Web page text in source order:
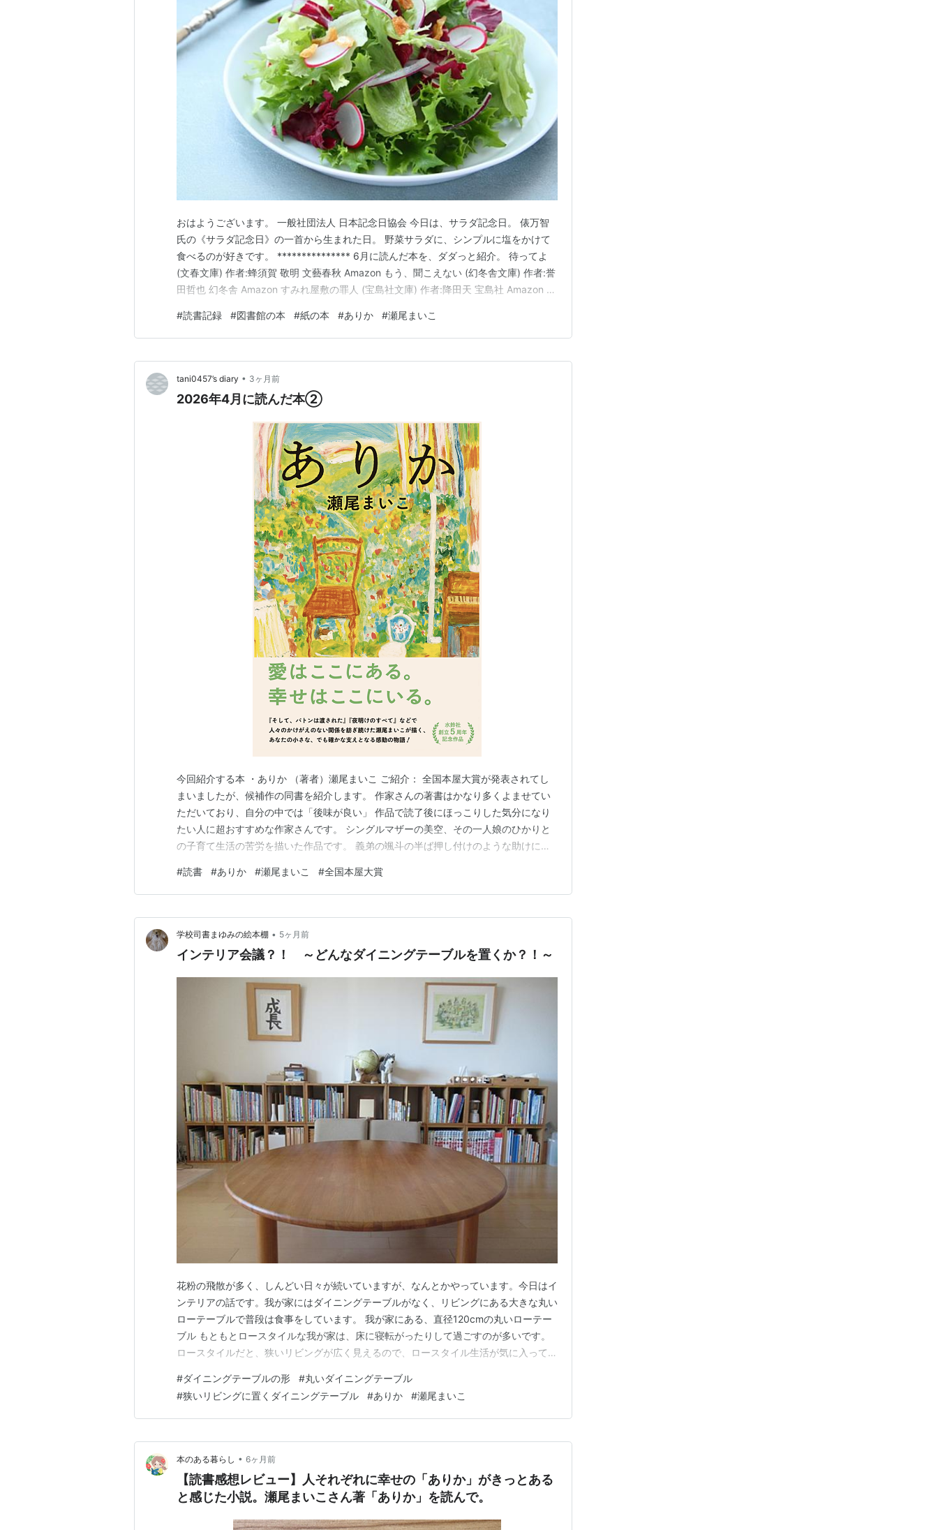
おはようございます。 一般社団法人 日本記念日協会 今日は、サラダ記念日。 俵万智
氏の《サラダ記念日》の一首から生まれた日。 野菜サラダに、シンプルに塩をかけて
食べるのが好きです。 *************** 6月に読んだ本を、ダダっと紹介。 待ってよ
(文春文庫) 作者:蜂須賀 敬明 文藝春秋 Amazon もう、聞こえない (幻冬舎文庫) 作者:誉
田哲也 幻冬舎 Amazon すみれ屋敷の罪人 (宝島社文庫) 作者:降田天 宝島社 Amazon そ
(株)！！！ (メディアワークス文庫) 作者:北川 恵…
#読書記録 #図書館の本 #紙の本 #ありか #瀬尾まいこ
tani0457’s diary • 3ヶ月前
2026年4月に読んだ本②
今回紹介する本 ・ありか （著者）瀬尾まいこ ご紹介： 全国本屋大賞が発表されてし
まいましたが、候補作の同書を紹介します。 作家さんの著書はかなり多くよませてい
ただいており、自分の中では「後味が良い」 作品で読了後にほっこりした気分になり
たい人に超おすすめな作家さんです。 シングルマザーの美空、その一人娘のひかりと
の子育て生活の苦労を描いた作品です。 義弟の颯斗の半ば押し付けのような助けによ
いんだ」と思えてきて美空が強くなっていくと いったストーリーです。 感想： 最終的
にみんなほっこりする話で「いい人」ばっかり登場…
#読書 #ありか #瀬尾まいこ #全国本屋大賞
学校司書まゆみの絵本棚 • 5ヶ月前
インテリア会議？！ ～どんなダイニングテーブルを置くか？！～
花粉の飛散が多く、しんどい日々が続いていますが、なんとかやっています。今日はイ
ンテリアの話です。我が家にはダイニングテーブルがなく、リビングにある大きな丸い
ローテーブルで普段は食事をしています。 我が家にある、直径120cmの丸いローテー
ブル もともとロースタイルな我が家は、床に寝転がったりして過ごすのが多いです。
ロースタイルだと、狭いリビングが広く見えるので、ロースタイル生活が気に入ってい
も「椅子生活の方が比較的めまいが起きにくい」と言われたり、夫はダイニングテーブ
ルでパソコンをしたい気持ちが強くなり、リビングにダ…
#ダイニングテーブルの形 #丸いダイニングテーブル
#狭いリビングに置くダイニングテーブル #ありか #瀬尾まいこ
本のある暮らし • 6ヶ月前
【読書感想レビュー】人それぞれに幸せの「ありか」がきっとある
と感じた小説。瀬尾まいこさん著「ありか」を読んで。